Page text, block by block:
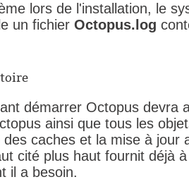
lors de l'installation, le
un fichier Octopus.log
démarrer Octopus devra
ainsi que tous les
des caches et la mise à jour
cité plus haut fournit déjà
il a besoin.